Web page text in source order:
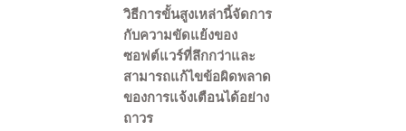
วิธีการขั้นสูงเหล่านี้จัดการ
กับความขัดแย้งของ
ซอฟต์แวร์ที่ลึกกว่าและ
สามารถแก้ไขข้อผิดพลาด
ของการแจ้งเตือนได้อย่าง
ถาวร